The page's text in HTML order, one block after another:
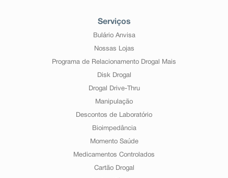
Serviços
Bulário Anvisa
Nossas Lojas
Programa de Relacionamento Drogal Mais
Disk Drogal
Drogal Drive-Thru
Manipulação
Descontos de Laboratório
Bioimpedância
Momento Saúde
Medicamentos Controlados
Cartão Drogal